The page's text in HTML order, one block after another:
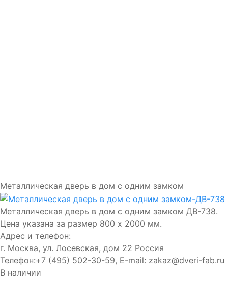
Металлическая дверь в дом с одним замком
Металлическая дверь в дом с одним замком ДВ-738.
Цена указана за размер 800 х 2000 мм.
Адрес и телефон:
г. Москва, ул. Лосевская, дом 22 Россия
Телефон:+7 (495) 502-30-59, E-mail: zakaz@dveri-fab.ru
В наличии